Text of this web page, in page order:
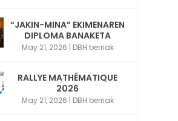
“JAKIN-MINA” EKIMENAREN
DIPLOMA BANAKETA
May 21, 2026 | DBH berriak
RALLYE MATHÉMATIQUE
2026
May 21, 2026 | DBH berriak